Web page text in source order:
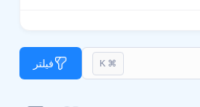
⌘ K فیلتر